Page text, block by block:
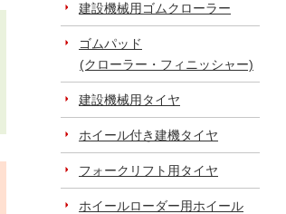
建設機械用ゴムクローラー
ゴムパッド
(クローラー・フィニッシャー)
建設機械用タイヤ
ホイール付き建機タイヤ
フォークリフト用タイヤ
ホイールローダー用ホイール